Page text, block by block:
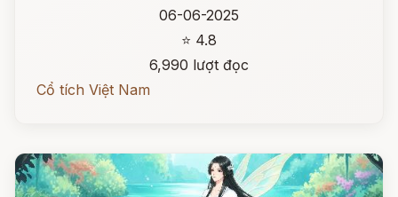
06-06-2025
⭐ 4.8
6,990 lượt đọc
Cổ tích Việt Nam